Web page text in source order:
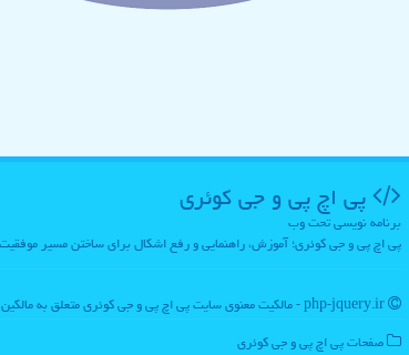
پی اچ پی و جی كوئری
برنامه نویسی تحت وب
پی اچ پی و جی کوئری؛ آموزش، راهنمایی و رفع اشکال برای ساختن مسیر
صفحات پی اچ پی و جی كوئری